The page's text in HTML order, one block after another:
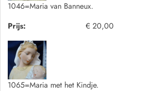
1046=Maria van Banneux.
Prijs:
€ 20,00
1065=Maria met het Kindje.